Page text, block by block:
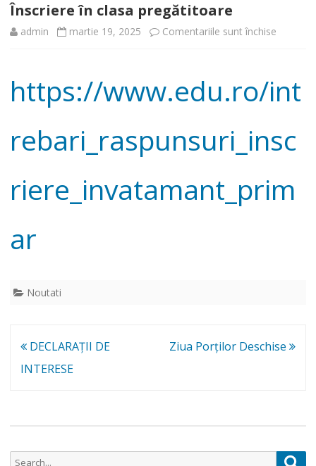
Înscriere în clasa pregătitoare
admin martie 19, 2025 Comentariile sunt închise
clasa
https://www.edu.ro/int
rebari_raspunsuri_insc
riere_invatamant_prim
ar
Noutati
Navigare
în
DECLARAŢII DE
INTERESE
Ziua Porților Deschise
Search